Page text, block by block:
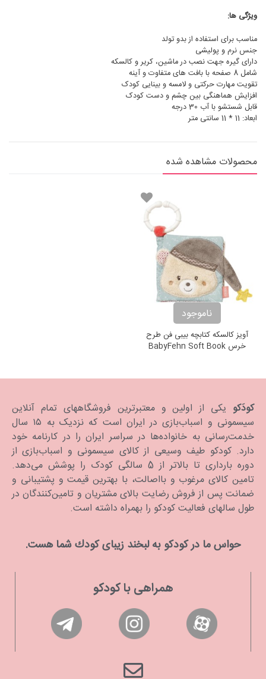
ویژگی ها:
مناسب برای استفاده از بدو تولد
جنس نرم و پولیشی
دارای گیره جهت نصب در ماشین، کریر و کالسکه
شامل 8 صفحه با بافت های متفاوت و آینه
تقویت مهارت حرکتی و لامسه و بینایی کودک
افزایش هماهنگی بین چشم و دست کودک
قابل شستشو با آب 30 درجه
ابعاد: 11 * 11 سانتی متر
محصولات مشاهده شده
ناموجود
آویز کالسکه کتابچه بیبی فن طرح
خرس BabyFehn Soft Book
کودَکو یکی از اولین و معتبرترین فروشگاههای تمام آنلاین
سیسمونی و اسباب‌بازی در ایران است که نزدیک به ۱۵ سال
خدمت‌رسانی به خانواده‌ها در سراسر ایران را در کارنامه خود
دارد. كودكو طیف وسیعی از کالای سیسمونی و اسباب‌بازی از
دوره بارداری تا بالاتر از 5 سالگی کودک را پوشش می‌دهد.
تامین کالای مرغوب و بااصالت، با بهترین قیمت و پشتیبانی و
ضمانت پس از فروش رضایت بالای مشتریان و تامین‌کنندگان در
طول سالهای فعالیت کودکو را بهمراه داشته است.
حواس ما در كودكو به لبخند زیبای كودك شما هست.
همراهی با کودکو